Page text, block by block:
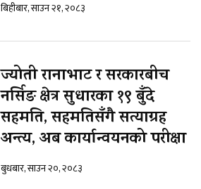
बिहीबार, साउन २१, २०८३
ज्योती रानाभाट र सरकारबीच
नर्सिङ क्षेत्र सुधारका १९ बुँदे
सहमति, सहमतिसँगै सत्याग्रह
अन्त्य, अब कार्यान्वयनको परीक्षा
बुधबार, साउन २०, २०८३